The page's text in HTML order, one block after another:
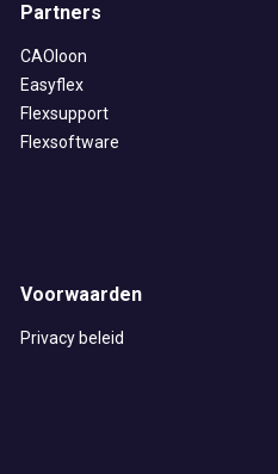
Partners
CAOloon
Easyflex
Flexsupport
Flexsoftware
Voorwaarden
Privacy beleid